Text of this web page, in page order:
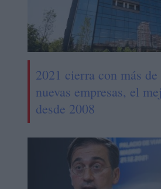
2021 cierra con más
nuevas empresas, el
desde 2008